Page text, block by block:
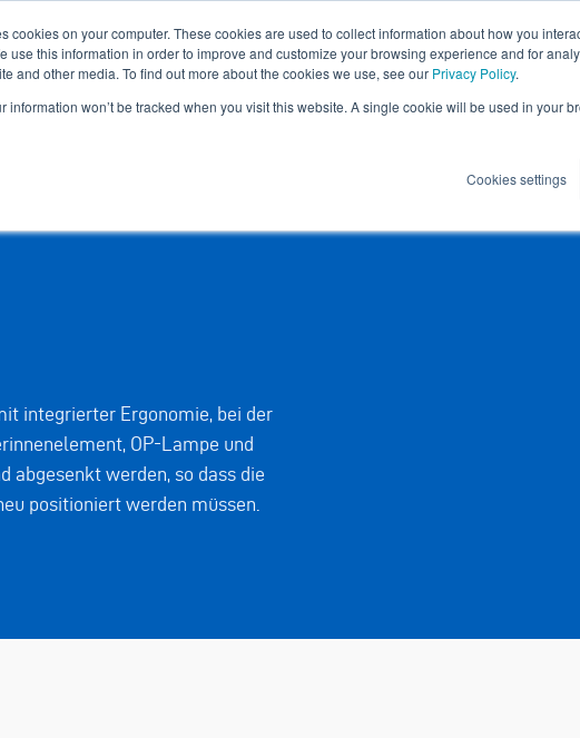
cookies on your computer. These cookies are used to collect information about how you
use this information in order to improve and customize your browsing experience and for
and other media. To find out more about the cookies we use, see our Privacy Policy.
information won’t be tracked when you visit this website. A single cookie will be used in your
Cookies settings
Imaging Software Inhalte Digital Showroom
integrierter Ergonomie, bei der
OP-Lampe und
abgesenkt werden, so dass die
positioniert werden müssen.